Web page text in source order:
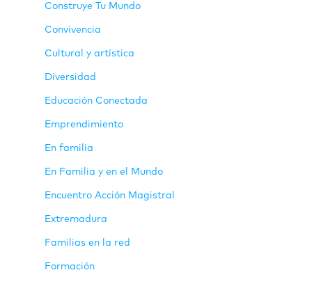
Construye Tu Mundo
Convivencia
Cultural y artística
Diversidad
Educación Conectada
Emprendimiento
En familia
En Familia y en el Mundo
Encuentro Acción Magistral
Extremadura
Familias en la red
Formación